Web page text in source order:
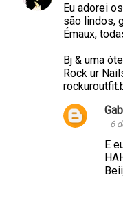
Eu adorei
são lindos,
Émaux,
Bj & uma
Rock ur
6
E